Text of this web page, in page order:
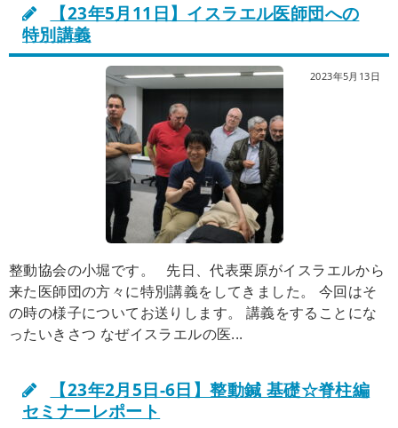
【23年5月11日】イスラエル医師団への
特別講義
2023年5月13日
整動協会の小堀です。 先日、代表栗原がイスラエルから
来た医師団の方々に特別講義をしてきました。 今回はそ
の時の様子についてお送りします。 講義をすることにな
ったいきさつ なぜイスラエルの医...
【23年2月5日-6日】整動鍼 基礎☆脊柱編
セミナーレポート